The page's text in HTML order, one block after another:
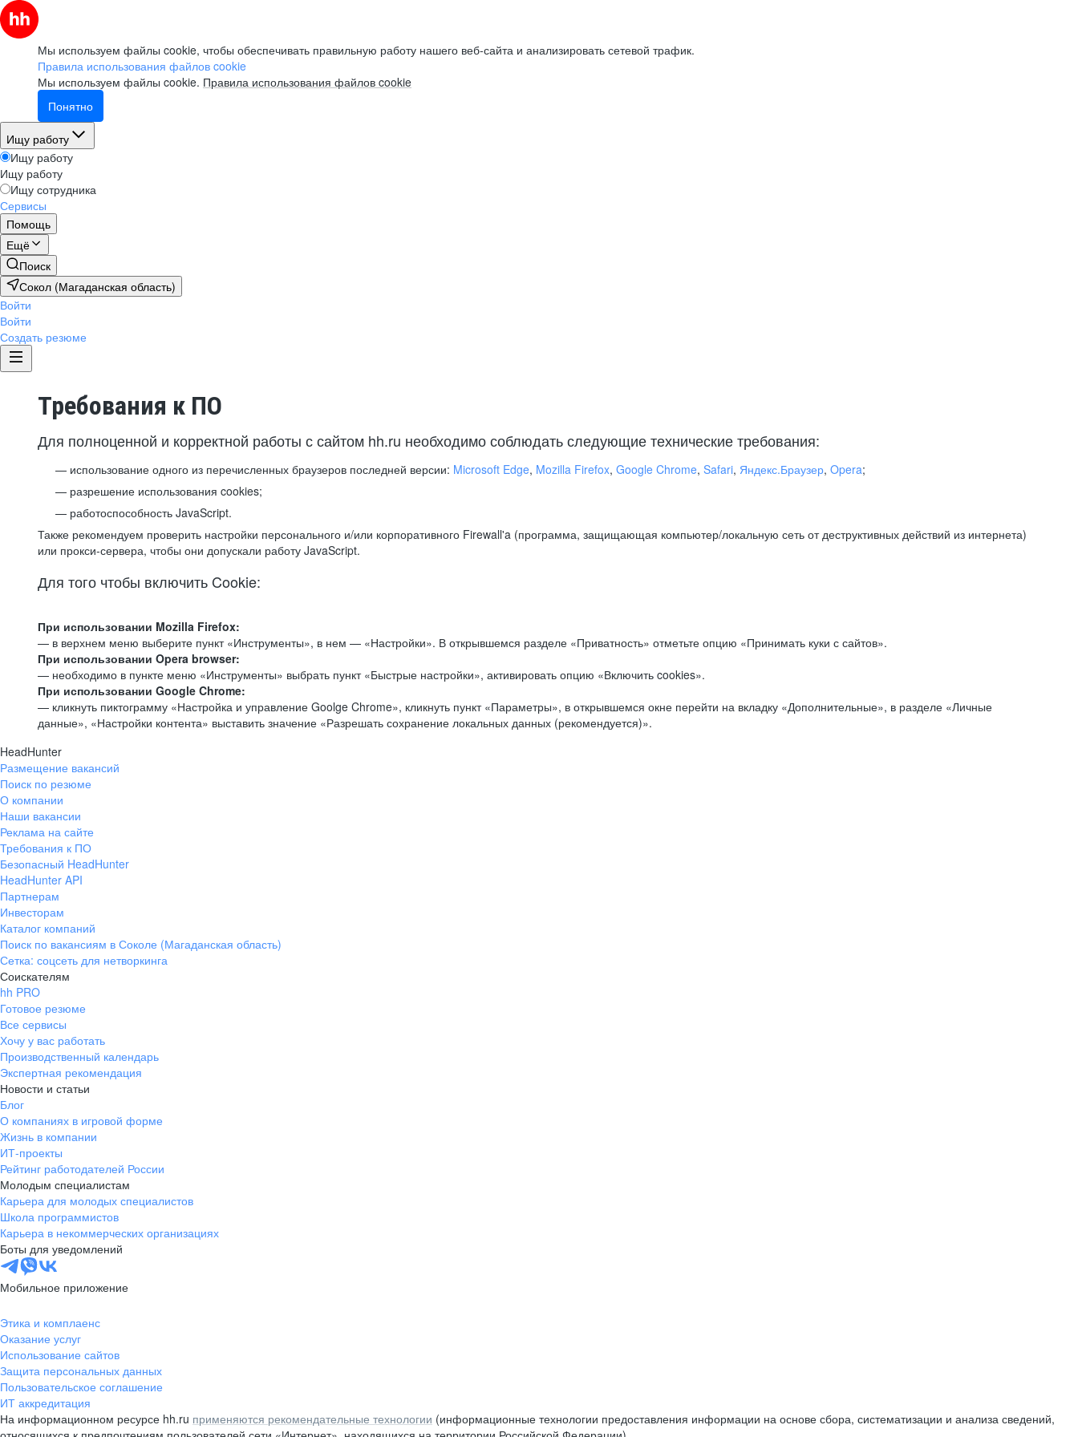
Мы используем файлы cookie, чтобы обеспечивать правильную работу нашего веб-сайта и анализировать сетевой трафик.
Правила использования файлов cookie
Мы используем файлы cookie. Правила использования файлов cookie
Понятно
Ищу работу
Ищу работу
Ищу работу
Ищу сотрудника
Сервисы
Помощь
Ещё
Поиск
Сокол (Магаданская область)
Войти
Войти
Создать резюме
Требования к ПО
Для полноценной и корректной работы с сайтом hh.ru необходимо соблюдать следующие технические требования:
использование одного из перечисленных браузеров последней версии: Microsoft Edge, Mozilla Firefox, Google Chrome, Safari, Яндекс.Браузер, Opera;
разрешение использования cookies;
работоспособность JavaScript.
Также рекомендуем проверить настройки персонального и/или корпоративного Firewall'a (программа, защищающая компьютер/локальную сеть от деструктивных действий из интернета)
или прокси-сервера, чтобы они допускали работу JavaScript.
Для того чтобы включить Cookie:
При использовании Mozilla Firefox:
— в верхнем меню выберите пункт «Инструменты», в нем — «Настройки». В открывшемся разделе «Приватность» отметьте опцию «Принимать куки с сайтов».
При использовании Opera browser:
— необходимо в пункте меню «Инструменты» выбрать пункт «Быстрые настройки», активировать опцию «Включить cookies».
При использовании Google Chrome:
— кликнуть пиктограмму «Настройка и управление Goolge Chrome», кликнуть пункт «Параметры», в открывшемся окне перейти на вкладку «Дополнительные», в разделе «Личные
данные», «Настройки контента» выставить значение «Разрешать сохранение локальных данных (рекомендуется)».
HeadHunter
Размещение вакансий
Поиск по резюме
О компании
Наши вакансии
Реклама на сайте
Требования к ПО
Безопасный HeadHunter
HeadHunter API
Партнерам
Инвесторам
Каталог компаний
Поиск по вакансиям в Соколе (Магаданская область)
Сетка: соцсеть для нетворкинга
Соискателям
hh PRO
Готовое резюме
Все сервисы
Хочу у вас работать
Производственный календарь
Экспертная рекомендация
Новости и статьи
Блог
О компаниях в игровой форме
Жизнь в компании
ИТ-проекты
Рейтинг работодателей России
Молодым специалистам
Карьера для молодых специалистов
Школа программистов
Карьера в некоммерческих организациях
Боты для уведомлений
Мобильное приложение
Этика и комплаенс
Оказание услуг
Использование сайтов
Защита персональных данных
Пользовательское соглашение
ИТ аккредитация
На информационном ресурсе hh.ru применяются рекомендательные технологии (информационные технологии предоставления информации на основе сбора, систематизации и анализа сведений,